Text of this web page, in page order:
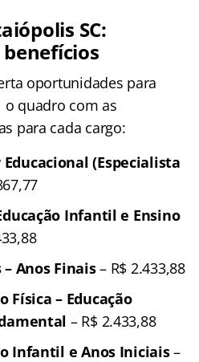
SC:
oportunidades para
o quadro com as
para cada cargo:
(Especialista
Infantil e Ensino
Anos Finais– R$ 2.433,88
Física – Educação
– R$ 2.433,88
Infantil e Anos Iniciais–